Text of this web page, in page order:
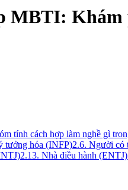
MBTI: Khám
tính cách hợp làm nghề gì
tưởng hóa (INFP)2.6. Người có
2.13. Nhà điều hành (ENTJ)